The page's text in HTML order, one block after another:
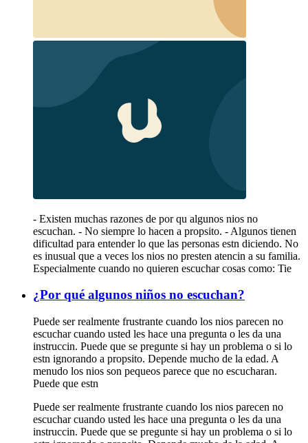
- Existen muchas razones de por qu algunos nios no
escuchan. - No siempre lo hacen a propsito. - Algunos tienen
dificultad para entender lo que las personas estn diciendo. No
es inusual que a veces los nios no presten atencin a su familia.
Especialmente cuando no quieren escuchar cosas como: Tie
¿Por qué algunos niños no escuchan?
Puede ser realmente frustrante cuando los nios parecen no
escuchar cuando usted les hace una pregunta o les da una
instruccin. Puede que se pregunte si hay un problema o si lo
estn ignorando a propsito. Depende mucho de la edad. A
menudo los nios son pequeos parece que no escucharan.
Puede que estn
Puede ser realmente frustrante cuando los nios parecen no
escuchar cuando usted les hace una pregunta o les da una
instruccin. Puede que se pregunte si hay un problema o si lo